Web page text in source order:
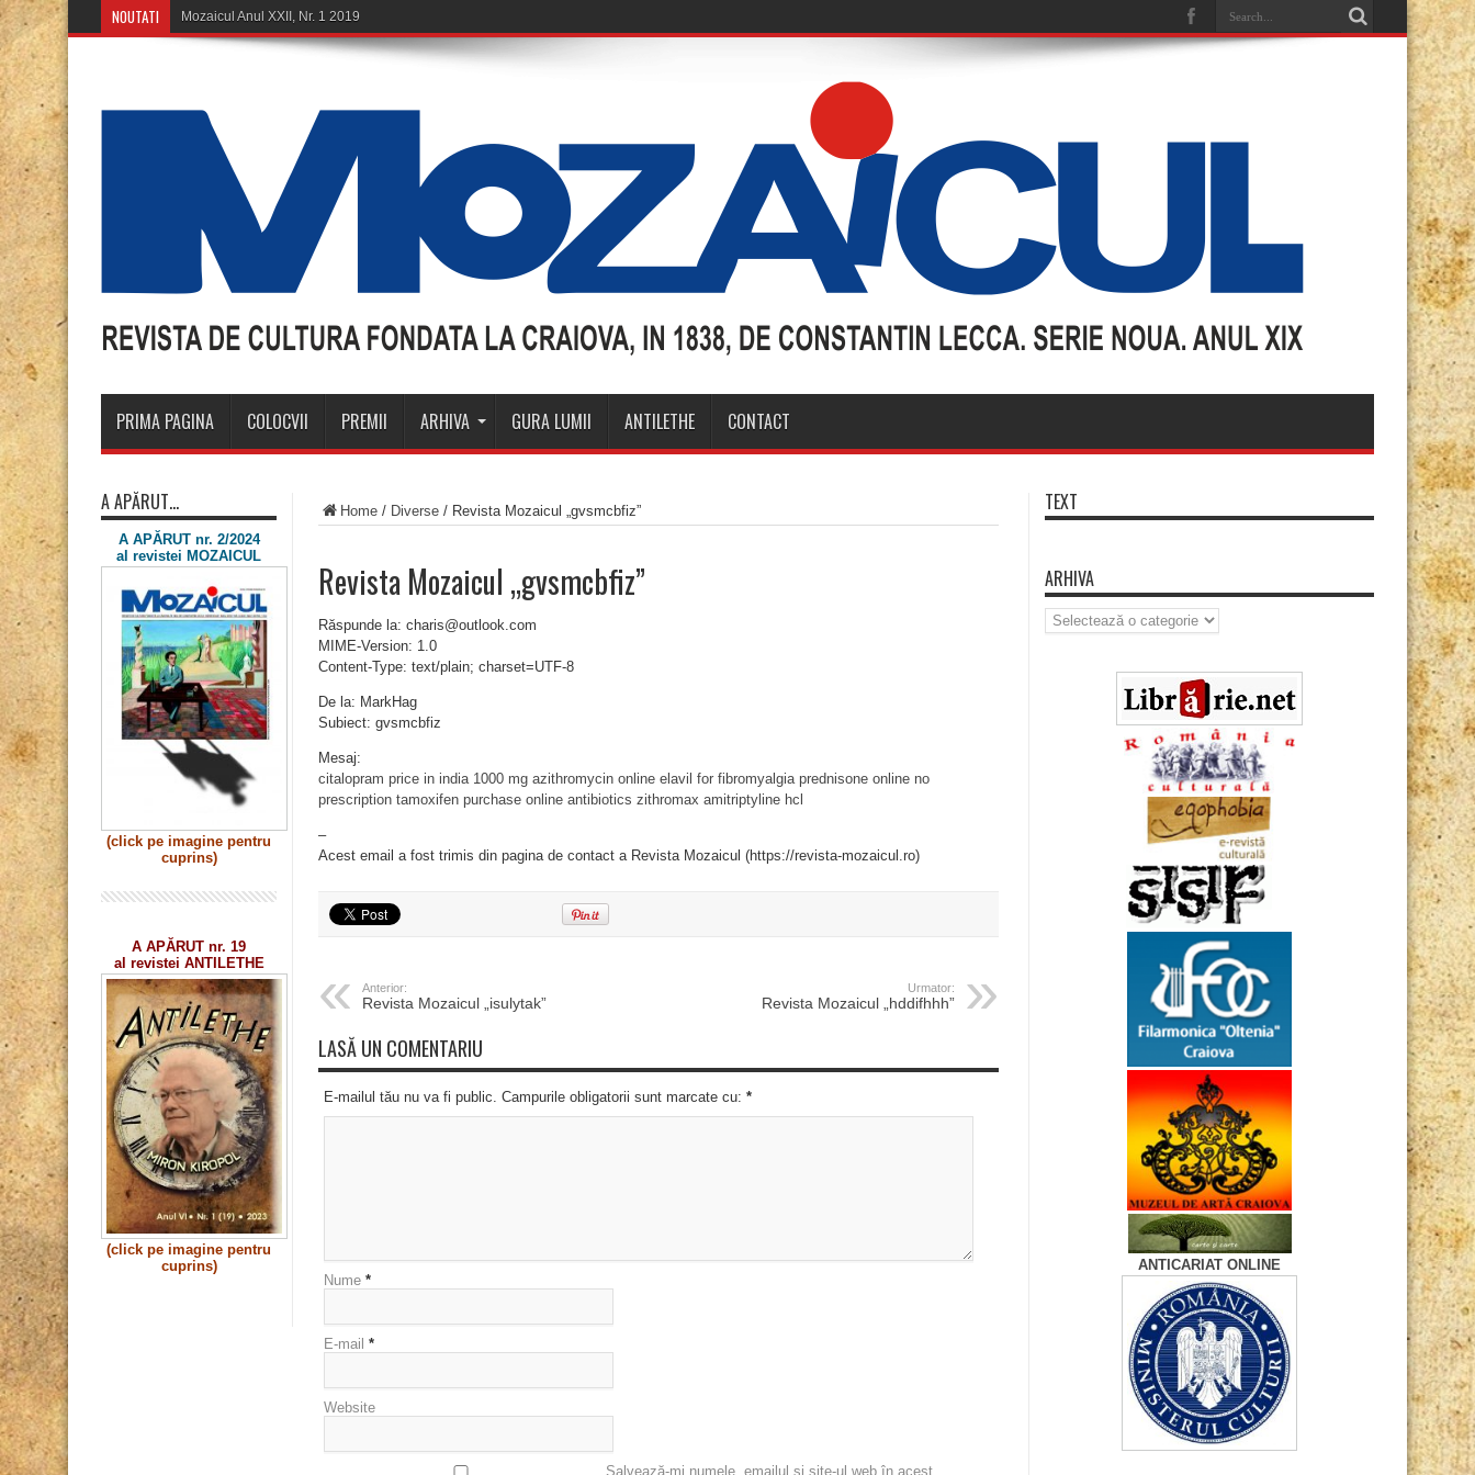
NOUTATI Mozaicul Anul XXII, Nr. 1 2019
PRIMA PAGINA COLOCVII PREMII ARHIVA GURA LUMII ANTILETHE CONTACT
Home / Diverse / Revista Mozaicul „gvsmcbfiz”
Revista Mozaicul „gvsmcbfiz”
Răspunde la: charis@outlook.com
MIME-Version: 1.0
Content-Type: text/plain; charset=UTF-8
De la: MarkHag
Subiect: gvsmcbfiz
Mesaj:
citalopram price in india 1000 mg azithromycin online elavil for fibromyalgia prednisone online no
prescription tamoxifen purchase online antibiotics zithromax amitriptyline hcl
–
Acest email a fost trimis din pagina de contact a Revista Mozaicul (https://revista-mozaicul.ro)
Anterior:
Revista Mozaicul „isulytak”
Urmator:
Revista Mozaicul „hddifhhh”
LASĂ UN COMENTARIU
E-mailul tău nu va fi public. Campurile obligatorii sunt marcate cu: *
Nume *
E-mail *
Website
Salvează-mi numele, emailul și site-ul web în acest
A APĂRUT…
A APĂRUT nr. 2/2024
al revistei MOZAICUL
(click pe imagine pentru
cuprins)
A APĂRUT nr. 19
al revistei ANTILETHE
(click pe imagine pentru
cuprins)
TEXT
ARHIVA
Arhiva
ANTICARIAT ONLINE